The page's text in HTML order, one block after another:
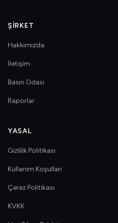
ŞIRKET
Hakkımızda
İletişim
Basın Odası
Raporlar
YASAL
Gizlilik Politikası
Kullanım Koşulları
Çerez Politikası
KVKK